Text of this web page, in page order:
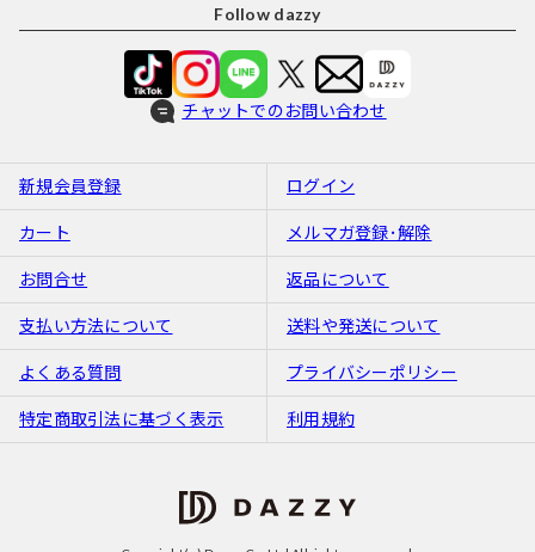
Follow dazzy
チャットでのお問い合わせ
新規会員登録 ログイン
カート メルマガ登録･解除
お問合せ 返品について
支払い方法について 送料や発送について
よくある質問 プライバシーポリシー
特定商取引法に基づく表示 利用規約